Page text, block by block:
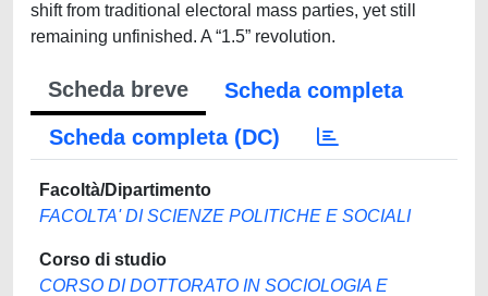
shift from traditional electoral mass parties, yet still
remaining unfinished. A “1.5” revolution.
Scheda breve
Scheda completa
Scheda completa (DC)
Facoltà/Dipartimento
FACOLTA' DI SCIENZE POLITICHE E SOCIALI
Corso di studio
CORSO DI DOTTORATO IN SOCIOLOGIA E